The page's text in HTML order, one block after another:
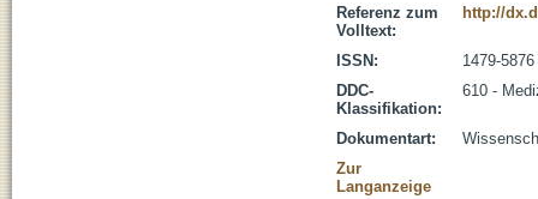
Referenz zum
Volltext:
http://
ISSN:
1479-5876
DDC-
Klassifikation:
610 -
Dokumentart:
Zur
Langanzeige